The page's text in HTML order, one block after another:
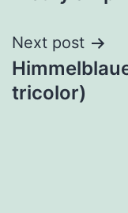
Next post
tricolor)